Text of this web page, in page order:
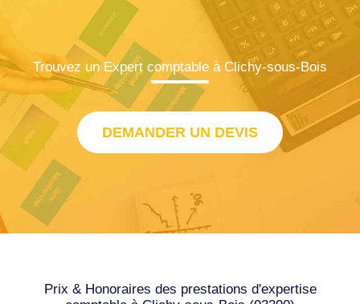
Trouvez un Expert comptable à Clichy-sous-Bois
DEMANDER UN DEVIS
Prix & Honoraires des prestations d'expertise